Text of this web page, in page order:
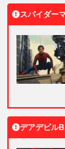
スパイダーマ
デアデビル